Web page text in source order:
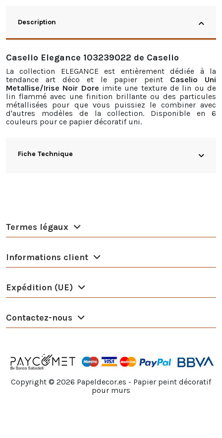
Description
Caselio Elegance 103239022 de Caselio
La collection ELEGANCE est entièrement dédiée à la
tendance art déco et le papier peint Caselio Uni
Metallise/Irise Noir Dore imite une texture de lin ou de
lin flammé avec une finition brillante ou des particules
métallisées pour que vous puissiez le combiner avec
d'autres modèles de la collection. Disponible en 6
couleurs pour ce papier décoratif uni.
Fiche Technique
Termes légaux
Informations client
Expédition (UE)
Contactez-nous
Copyright © 2026 Papeldecor.es - Papier peint décoratif
pour murs